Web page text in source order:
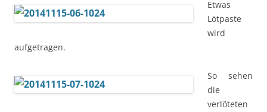
Etwas
Lötpaste
wird
aufgetragen.
So sehen
die
verlöteten